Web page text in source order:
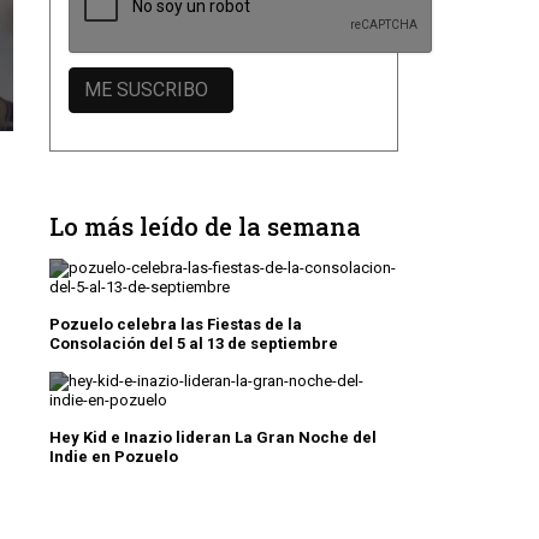
Lo más leído de la semana
Pozuelo celebra las Fiestas de la
Consolación del 5 al 13 de septiembre
Hey Kid e Inazio lideran La Gran Noche del
Indie en Pozuelo